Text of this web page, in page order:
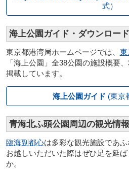
式）
海上公園ガイド・ダウンロード
東京都港湾局ホームページでは、 東
「海上公園」全38公園の施設概要
掲載しています。
海上公園ガイド (東京
青海北ふ頭公園周辺の観光情報
臨海副都心は多彩な観光施設であ
お越しいただいた際はぜひ足を延
か。